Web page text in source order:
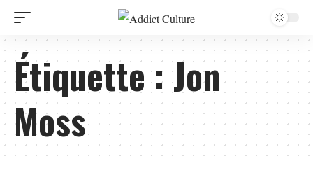
Étiquette :Jon
Moss